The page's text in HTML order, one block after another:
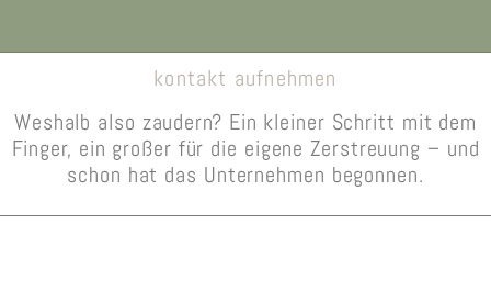
kontakt aufnehmen
Weshalb also zaudern? Ein kleiner Schritt mit dem
Finger, ein großer für die eigene Zerstreuung – und
schon hat das Unternehmen begonnen.